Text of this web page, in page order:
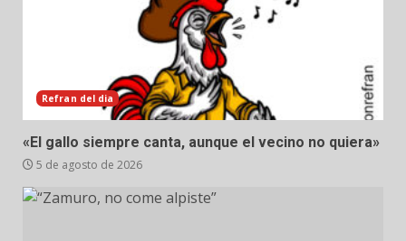
Refran del dia
«El gallo siempre canta, aunque el vecino no quiera»
5 de agosto de 2026